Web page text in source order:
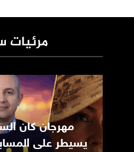
مرئيات
يسيطر على